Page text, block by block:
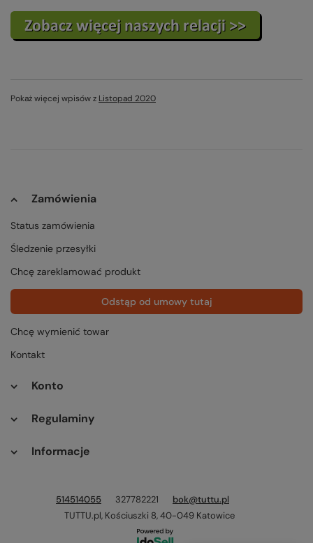
Pokaż więcej wpisów z Listopad 2020
Zamówienia
Status zamówienia
Śledzenie przesyłki
Chcę zareklamować produkt
Odstąp od umowy tutaj
Chcę wymienić towar
Kontakt
Konto
Regulaminy
Informacje
514514055 327782221
bok@tuttu.pl
TUTTU.pl, Kościuszki 8,40-049 Katowice